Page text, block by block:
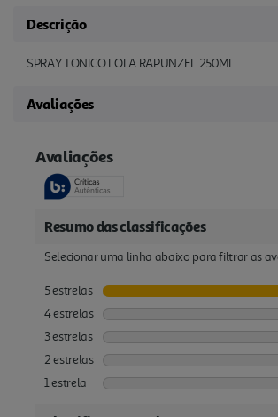
Descrição
SPRAY TONICO LOLA RAPUNZEL 250ML
Avaliações